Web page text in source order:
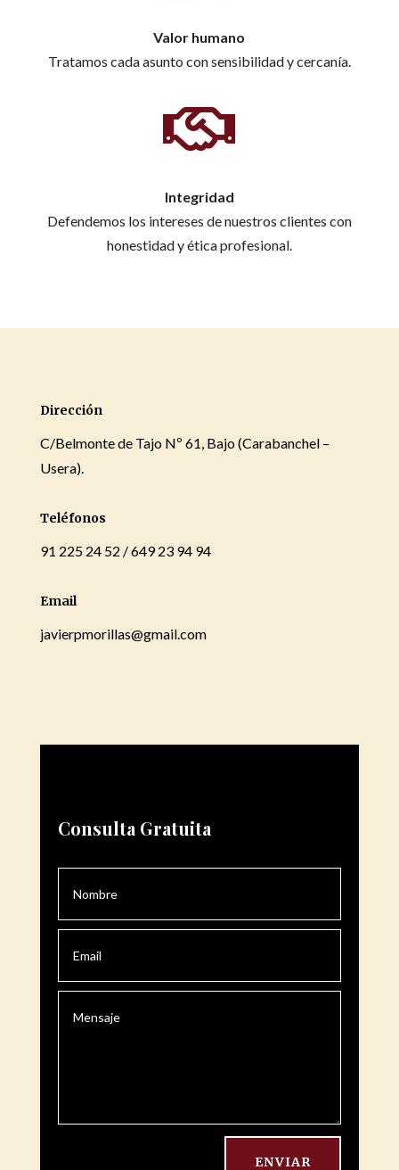
Valor humano
Tratamos cada asunto con sensibilidad y cercanía.

Integridad
Defendemos los intereses de nuestros clientes con
honestidad y ética profesional.
Dirección
C/Belmonte de Tajo Nº 61, Bajo (Carabanchel –
Usera).
Teléfonos
91 225 24 52 / 649 23 94 94
Email
javierpmorillas@gmail.com
Consulta Gratuita
ENVIAR